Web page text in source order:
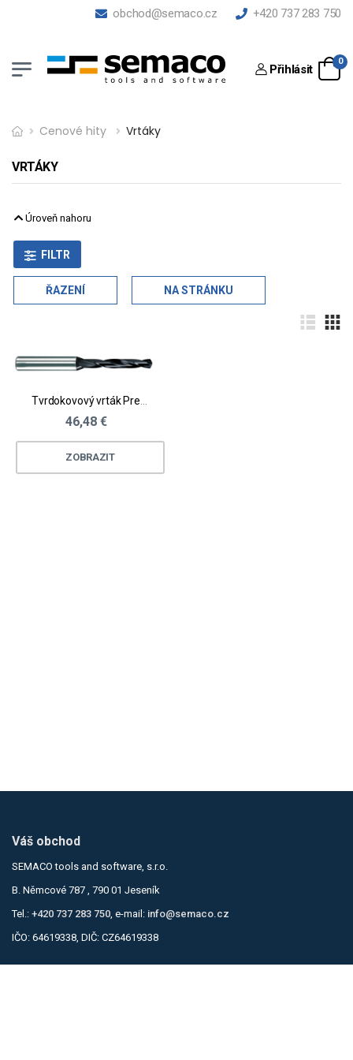
obchod@semaco.cz +420 737 283 750
Přihlásit
0
Cenové hity Vrtáky
VRTÁKY
Úroveň nahoru
FILTR
ŘAZENÍ NA STRÁNKU
46,48 €
ZOBRAZIT
Váš obchod
SEMACO tools and software, s.r.o.
B. Němcové 787 , 790 01 Jeseník
Tel.: +420 737 283 750, e-mail: info@semaco.cz
IČO: 64619338, DIČ: CZ64619338